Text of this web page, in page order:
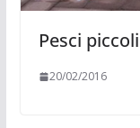
Pesci piccoli
20/02/2016